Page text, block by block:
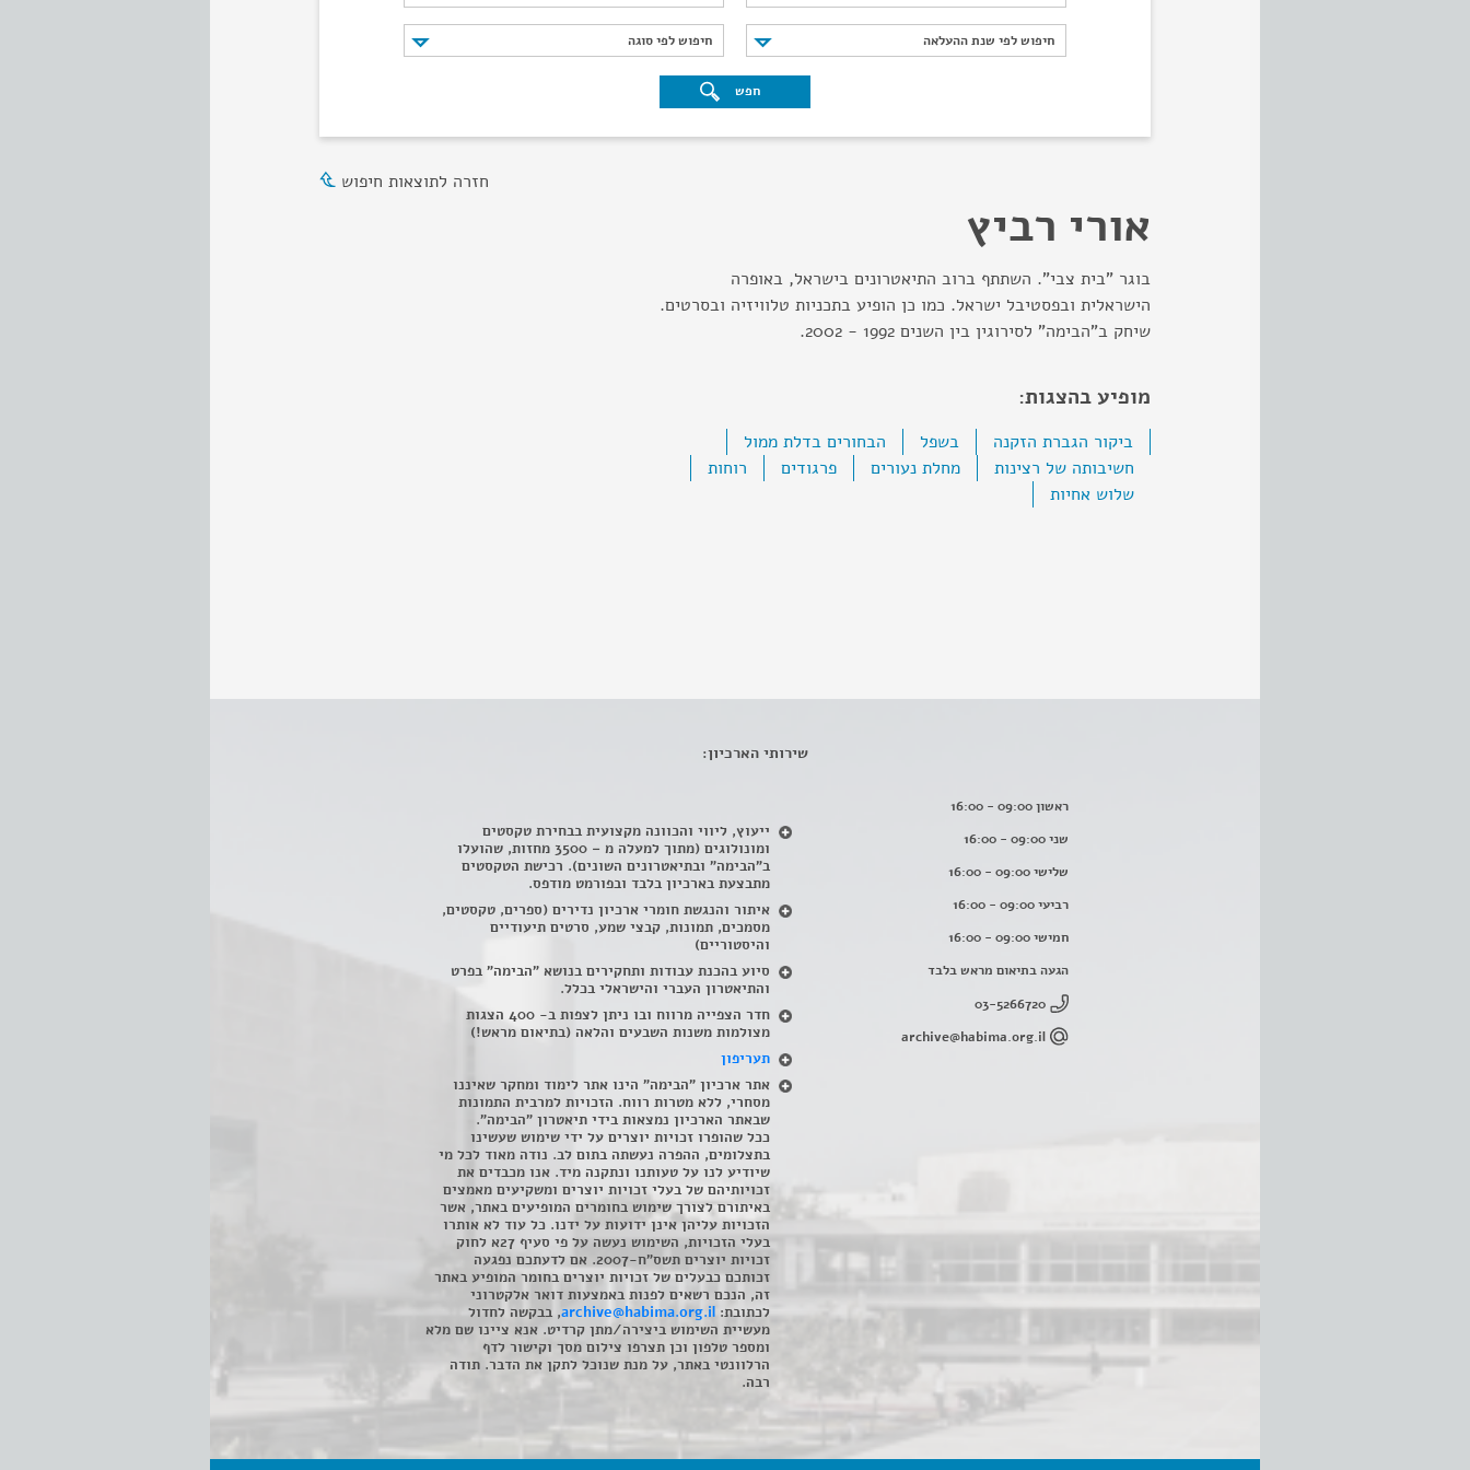
חיפוש לפי שנת ההעלאה
חיפוש לפי שנת ההעלאה חיפוש לפי סוגה
חיפוש לפי סוגה
חפש
חזרה לתוצאות חיפוש
אורי רביץ
בוגר "בית צבי". השתתף ברוב התיאטרונים בישראל, באופרה
הישראלית ובפסטיבל ישראל. כמו כן הופיע בתכניות טלוויזיה ובסרטים.
שיחק ב"הבימה" לסירוגין בין השנים 1992 - 2002.
מופיע בהצגות:
ביקור הגברת הזקנה בשפל
הבחורים בדלת ממול
חשיבותה של רצינות
מחלת נעורים פרגודים
רוחות
שלוש אחיות
ראשון 09:00 - 16:00
שני 09:00 - 16:00
שלישי 09:00 - 16:00
רביעי 09:00 - 16:00
חמישי 09:00 - 16:00
הגעה בתיאום מראש בלבד
03-5266720
archive@habima.org.il
שירותי הארכיון:
ייעוץ, ליווי והכוונה מקצועית בבחירת טקסטים
ומונולוגים (מתוך למעלה מ – 3500 מחזות, שהועלו
ב"הבימה" ובתיאטרונים השונים). רכישת הטקסטים
מתבצעת בארכיון בלבד ובפורמט מודפס.
איתור והנגשת חומרי ארכיון נדירים (ספרים, טקסטים,
מסמכים, תמונות, קבצי שמע, סרטים תיעודיים
והיסטוריים)
סיוע בהכנת עבודות ותחקירים בנושא "הבימה" בפרט
והתיאטרון העברי והישראלי בכלל.
חדר הצפייה מרווח ובו ניתן לצפות ב- 400 הצגות
מצולמות משנות השבעים והלאה (בתיאום מראש!)
תעריפון
אתר ארכיון "הבימה" הינו אתר לימוד ומחקר שאיננו
מסחרי, ללא מטרות רווח. הזכויות למרבית התמונות
שבאתר הארכיון נמצאות בידי תיאטרון "הבימה".
ככל שהופרו זכויות יוצרים על ידי שימוש שעשינו
בתצלומים, ההפרה נעשתה בתום לב. נודה מאוד לכל מי
שיודיע לנו על טעותנו ונתקנה מיד. אנו מכבדים את
זכויותיהם של בעלי זכויות יוצרים ומשקיעים מאמצים
באיתורם לצורך שימוש בחומרים המופיעים באתר, אשר
הזכויות עליהן אינן ידועות על ידנו. כל עוד לא אותרו
בעלי הזכויות, השימוש נעשה על פי סעיף 27א לחוק
זכויות יוצרים תשס"ח-2007. אם לדעתכם נפגעה
זכותכם כבעלים של זכויות יוצרים בחומר המופיע באתר
זה, הנכם רשאים לפנות באמצעות דואר אלקטרוני
לכתובת: archive@habima.org.il, בבקשה לחדול
מעשיית השימוש ביצירה/מתן קרדיט. אנא ציינו שם מלא
ומספר טלפון וכן תצרפו צילום מסך וקישור לדף
הרלוונטי באתר, על מנת שנוכל לתקן את הדבר. תודה
רבה.